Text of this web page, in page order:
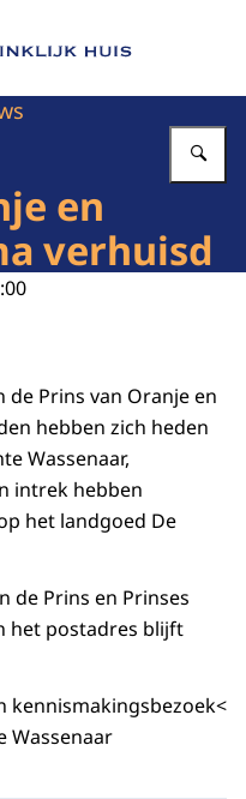
Het Koninklijk Huis
en
verhuisd
Prins van Oranje en
hebben zich heden
Wassenaar,
intrek hebben
het landgoed De
de Prins en Prinses
het postadres blijft
kennismakingsbezoek<
Wassenaar